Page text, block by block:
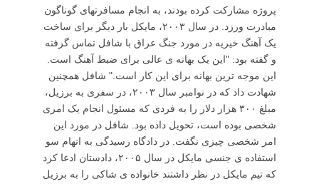
پروژه مشارکت کرده بودند، به انجام مسافرتهای گوناگون
مبادرت ورزد. در سال ۲۰۰۳، مایکل بار دیگر برای ساخت
یک آهنگ خیریه در مورد جنگ عراق با شافل تماس گرفته
و گفته بود: "این یک بهانه ی عالی برای ضبط آهنگ است.
این موجه ترین بهانه برای این کار است." شافل همچنین
شهادت داد که در نوامبر سال ۲۰۰۳، در سفری به برزیل،
مبلغ ۳۰۰ هزار دلار را به فردی که مسئول انجام یک امری
شخصی بوده است، تحویل داده بود. شافل در مورد این
امر شخصی چیزی نگفت. در دادگاه رسیدگی به اتهام سو
استفاده ی جنسی مایکل در سال ۲۰۰۵، دادستان ادعا کرد
که تیم مایکل در نظر داشتند خانواده ی شاکی را به برزیل